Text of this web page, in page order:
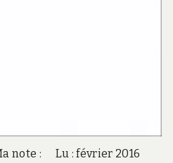
note : Lu : février 2016